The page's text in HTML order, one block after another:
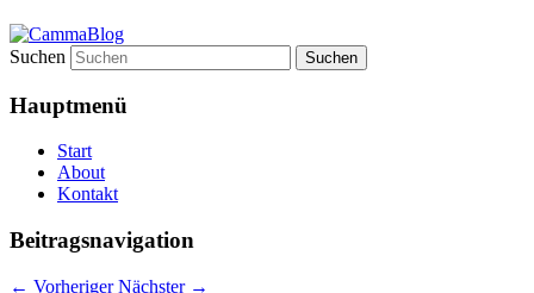
Suchen
Hauptmenü
Start
About
Kontakt
Beitragsnavigation
← Vorheriger Nächster →